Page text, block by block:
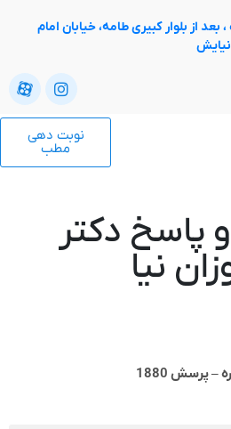
بلوار کبیری طامه، خیابان امام
نوبت دهی
دکتر
نیا
1880